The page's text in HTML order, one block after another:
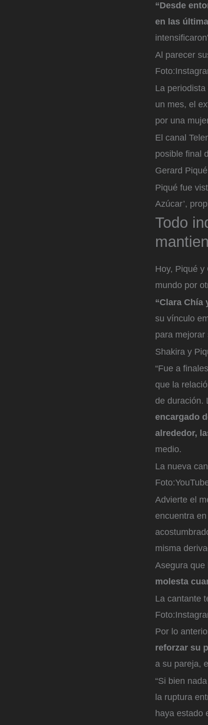
“Desde
en las
Al parecer
Foto:
La
un mes, el
por una
El canal
posible final
Gerard
Piqué fue
Azúcar’,
Todo
Hoy, Piqué
mundo por
“Clara Chía
su vínculo
para mejorar
Shakira y
“Fue a
que la
de duración.
encargado
alrededor,
medio.
La nueva
Foto:
Advierte el
encuentra
misma
Asegura que
molesta
La cantante
Foto:
Por lo
reforzar su
a su pareja,
“Si bien
la ruptura
haya estado